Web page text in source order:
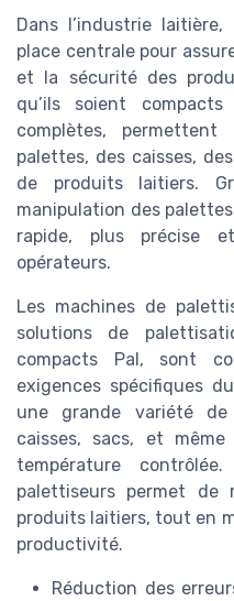
Dans l’industrie
place centrale pour
et la sécurité des
qu’ils soient
complètes, permettent
palettes, des caisses,
de produits laitiers.
manipulation des
rapide, plus précise
opérateurs.
Les machines de
solutions de
compacts Pal, sont
exigences spécifiques
une grande variété
caisses, sacs, et
température
palettiseurs permet de
produits laitiers, tout en
productivité.
Réduction des